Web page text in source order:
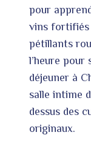
pour
vins fortifiés
pétillants
l’heure pour
déjeuner à
salle intime
dessus des
originaux.